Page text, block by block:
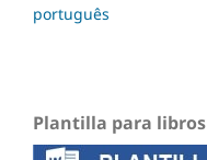
português
Plantilla para libros